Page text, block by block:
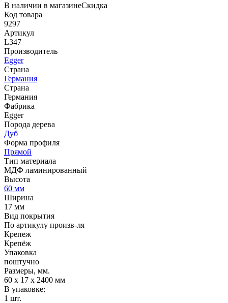
В наличии в магазинеСкидка
Код товара
9297
Артикул
L347
Производитель
Egger
Страна
Германия
Страна
Германия
Фабрика
Egger
Порода дерева
Дуб
Форма профиля
Прямой
Тип материала
МДФ ламинированный
Высота
60 мм
Ширина
17 мм
Вид покрытия
По артикулу произв-ля
Крепеж
Крепёж
Упаковка
поштучно
Размеры, мм.
60 х 17 х 2400 мм
В упаковке:
1 шт.